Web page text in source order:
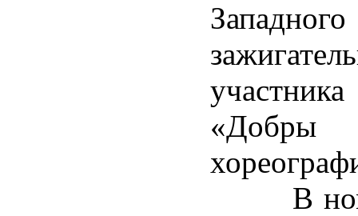
«Добры
В